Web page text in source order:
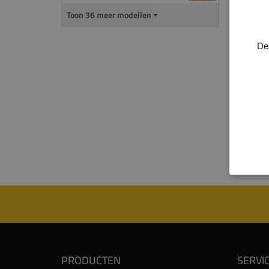
Toon 36 meer modellen
PRODUCTEN